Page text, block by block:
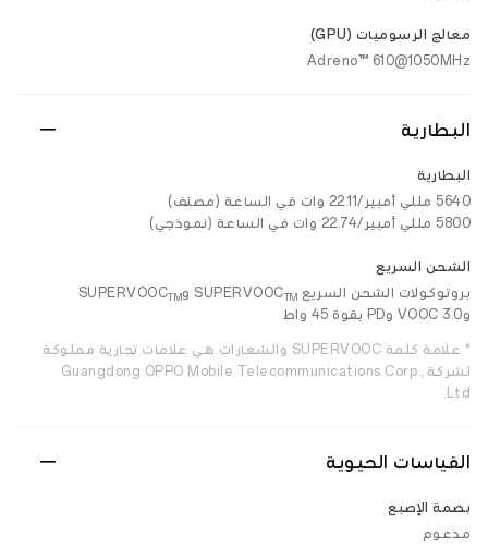
معالج الرسوميات (GPU)
Adreno™ 610@1050MHz
البطارية
البطارية
5640 مللي أمبير/22.11 وات في الساعة (مصنف)
5800 مللي أمبير/22.74 وات في الساعة (نموذجي)
الشحن السريع
بروتوكولات الشحن السريع SUPERVOOC TM وSUPERVOOCTM
وVOOC 3.0 وPD بقوة 45 واط
* علامة كلمة SUPERVOOC والشعارات هي علامات تجارية مملوكة
لشركة Guangdong OPPO Mobile Telecommunications Corp.,
Ltd.
القياسات الحيوية
بصمة الإصبع
مدعوم